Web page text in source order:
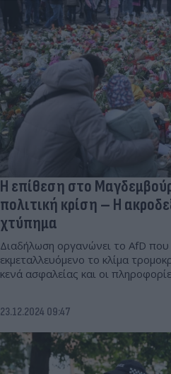
Η επίθεση στο
πολιτική κρίση – Η
χτύπημα
Διαδήλωση οργανώνει το AfD που
εκμεταλλευόμενο το κλίμα
κενά ασφαλείας και οι
23.12.2024 09:47